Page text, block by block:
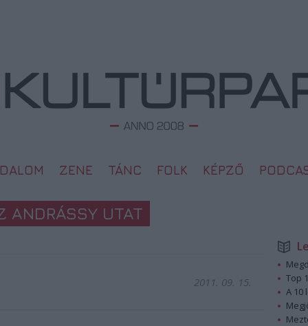
ZENE TÁNC FOLK KÉPZŐ
ANDRÁSSY UTAT
2011. 09. 15.
Top
A 10